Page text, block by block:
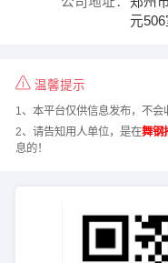
元506
温馨提示
1、本平台仅供信息发布，不会
2、请告知用人单位，是在舞钢
息的！